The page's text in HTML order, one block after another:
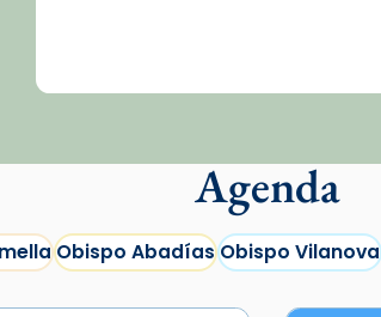
Agenda
Obispo AbadíasObispo Vilanova